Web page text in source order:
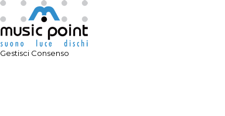
Gestisci Consenso